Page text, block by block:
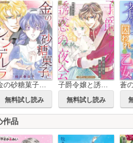
金の砂糖菓子とシンデレラ【新装版】
無料試し読み
子爵令嬢と誘惑の夜会【新装版】
無料試し読み
作品